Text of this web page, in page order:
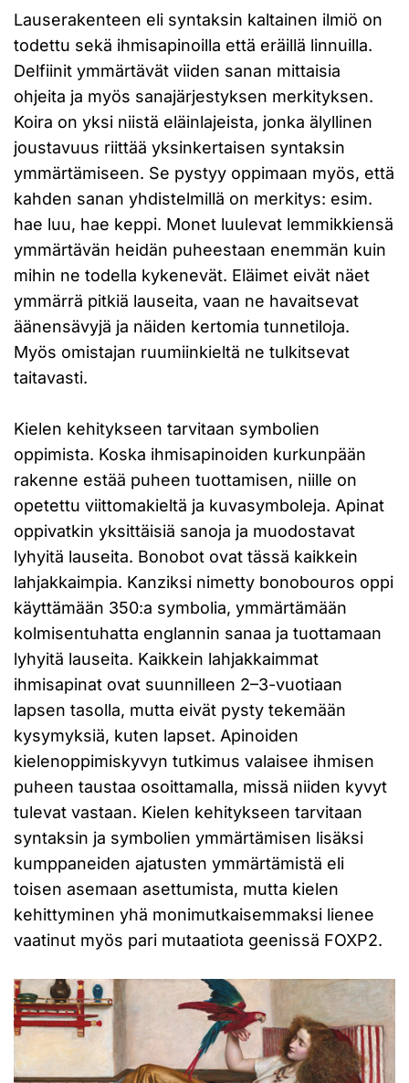
Lauserakenteen eli syntaksin kaltainen ilmiö on
todettu sekä ihmisapinoilla että eräillä linnuilla.
Delfiinit ymmärtävät viiden sanan mittaisia
ohjeita ja myös sanajärjestyksen merkityksen.
Koira on yksi niistä eläinlajeista, jonka älyllinen
joustavuus riittää yksinkertaisen syntaksin
ymmärtämiseen. Se pystyy oppimaan myös, että
kahden sanan yhdistelmillä on merkitys: esim.
hae luu, hae keppi. Monet luulevat lemmikkiensä
ymmärtävän heidän puheestaan enemmän kuin
mihin ne todella kykenevät. Eläimet eivät näet
ymmärrä pitkiä lauseita, vaan ne havaitsevat
äänensävyjä ja näiden kertomia tunnetiloja.
Myös omistajan ruumiinkieltä ne tulkitsevat
taitavasti.
Kielen kehitykseen tarvitaan symbolien
oppimista. Koska ihmisapinoiden kurkunpään
rakenne estää puheen tuottamisen, niille on
opetettu viittomakieltä ja kuvasymboleja. Apinat
oppivatkin yksittäisiä sanoja ja muodostavat
lyhyitä lauseita. Bonobot ovat tässä kaikkein
lahjakkaimpia. Kanziksi nimetty bonobouros oppi
käyttämään 350:a symbolia, ymmärtämään
kolmisentuhatta englannin sanaa ja tuottamaan
lyhyitä lauseita. Kaikkein lahjakkaimmat
ihmisapinat ovat suunnilleen 2–3-vuotiaan
lapsen tasolla, mutta eivät pysty tekemään
kysymyksiä, kuten lapset. Apinoiden
kielenoppimiskyvyn tutkimus valaisee ihmisen
puheen taustaa osoittamalla, missä niiden kyvyt
tulevat vastaan. Kielen kehitykseen tarvitaan
syntaksin ja symbolien ymmärtämisen lisäksi
kumppaneiden ajatusten ymmärtämistä eli
toisen asemaan asettumista, mutta kielen
kehittyminen yhä monimutkaisemmaksi lienee
vaatinut myös pari mutaatiota geenissä FOXP2.